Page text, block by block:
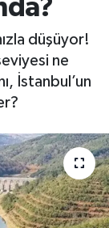
düşüyor!
ne
İstanbul’un